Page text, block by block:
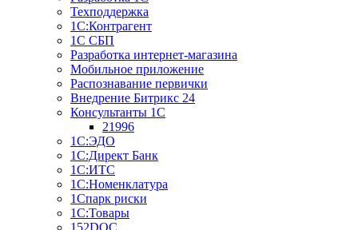
Техподдержка
1С:Контрагент
1С СБП
Разработка интернет-магазина
Мобильное приложение
Распознавание первички
Внедрение Битрикс 24
Консультанты 1С
21996
1С:ЭДО
1С:Директ Банк
1С:ИТС
1С:Номенклатура
1Спарк риски
1С:Товары
152DOC